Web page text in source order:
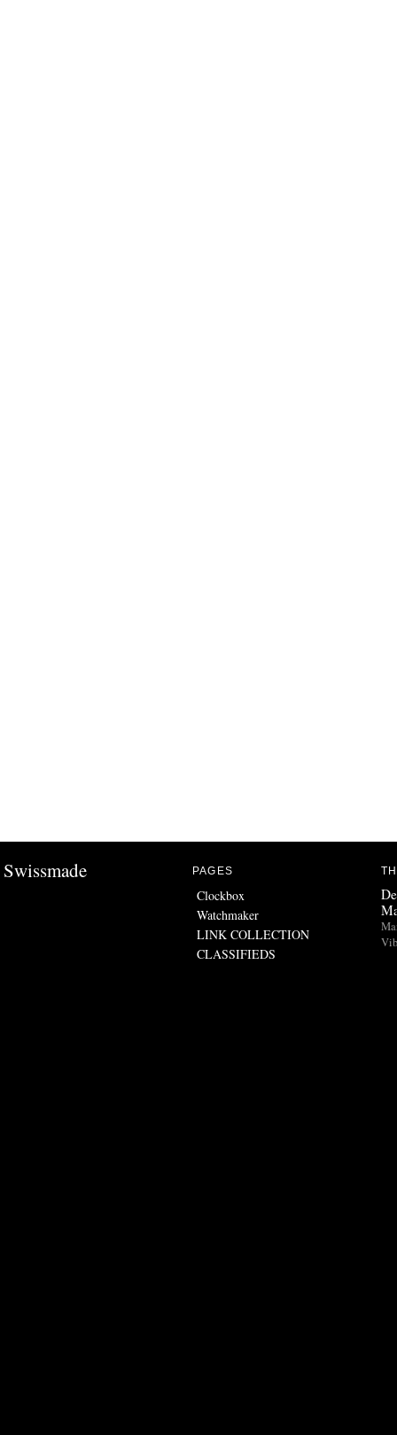
Swissmade PAGES
Clockbox
Watchmaker
LINK COLLECTION
CLASSIFIEDS